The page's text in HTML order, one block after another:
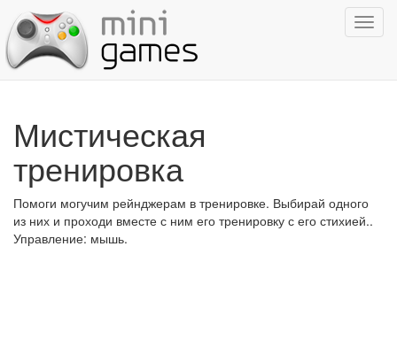
Мистическая
тренировка
Помоги могучим рейнджерам в тренировке. Выбирай одного
из них и проходи вместе с ним его тренировку с его стихией..
Управление: мышь.